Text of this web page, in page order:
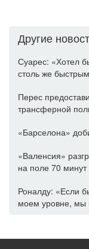
Другие
Суарес: «Хотел
столь же
Перес
трансферной
«Барселона»
«Валенсия»
на поле 70 минут
Роналду: «Если
моем уровне,